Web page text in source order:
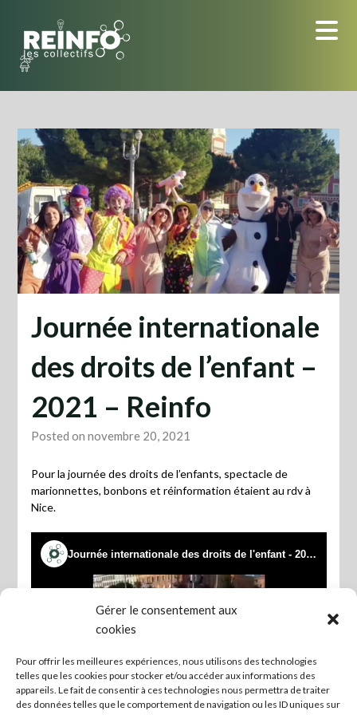
Gérer le consentement aux
cookies
Pour offrir les meilleures expériences, nous utilisons des technologies
telles que les cookies pour stocker et/ou accéder aux informations des
appareils. Le fait de consentir à ces technologies nous permettra de traiter
des données telles que le comportement de navigation ou les ID uniques sur
content
Journée internationale
des droits de l’enfant –
2021 – Reinfo
Posted on novembre 20, 2021
Pour la journée des droits de l’enfants, spectacle de
marionnettes, bonbons et réinformation étaient au rdv à
Nice.